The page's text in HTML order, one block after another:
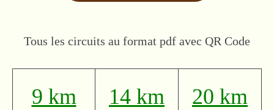
Tous les circuits au format pdf avec QR Code
9 km 14 km 20 km